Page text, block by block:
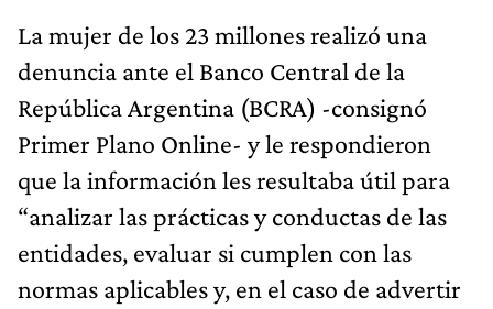
La mujer de los 23 millones realizó una
denuncia ante el Banco Central de la
República Argentina (BCRA) -consignó
Primer Plano Online- y le respondieron
que la información les resultaba útil para
“analizar las prácticas y conductas de las
entidades, evaluar si cumplen con las
normas aplicables y, en el caso de advertir